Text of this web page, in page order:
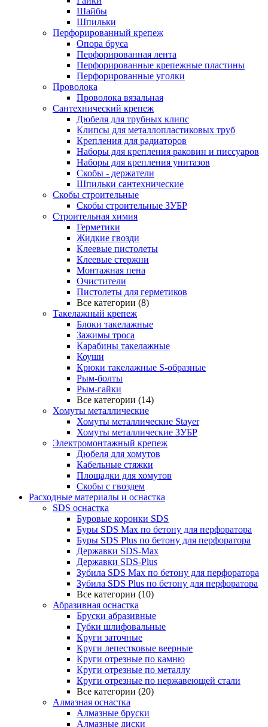
Шайбы
Шпильки
Перфорированный крепеж
Опора бруса
Перфорированная лента
Перфорированные крепежные пластины
Перфорированные уголки
Проволока
Проволока вязальная
Сантехнический крепеж
Дюбеля для трубных клипс
Клипсы для металлопластиковых труб
Крепления для радиаторов
Наборы для крепления раковин и писсуаров
Наборы для крепления унитазов
Скобы - держатели
Шпильки сантехнические
Скобы строительные
Скобы строительные ЗУБР
Строительная химия
Герметики
Жидкие гвозди
Клеевые пистолеты
Клеевые стержни
Монтажная пена
Очистители
Пистолеты для герметиков
Все категории (8)
Такелажный крепеж
Блоки такелажные
Зажимы троса
Карабины такелажные
Коуши
Крюки такелажные S-образные
Рым-болты
Рым-гайки
Все категории (14)
Хомуты металлические
Хомуты металлические Stayer
Хомуты металлические ЗУБР
Электромонтажный крепеж
Дюбеля для хомутов
Кабельные стяжки
Площадки для хомутов
Скобы с гвоздем
Расходные материалы и оснастка
SDS оснастка
Буровые коронки SDS
Буры SDS Max по бетону для перфоратора
Буры SDS Plus по бетону для перфоратора
Державки SDS-Max
Державки SDS-Plus
Зубила SDS Mах по бетону для перфоратора
Зубила SDS Plus по бетону для перфоратора
Все категории (10)
Абразивная оснастка
Бруски абразивные
Губки шлифовальные
Круги заточные
Круги лепестковые веерные
Круги отрезные по камню
Круги отрезные по металлу
Круги отрезные по нержавеющей стали
Все категории (20)
Алмазная оснастка
Алмазные бруски
Алмазные диски